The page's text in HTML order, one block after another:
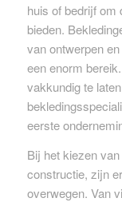
huis of bedrijf om
bieden.
van ontwerpen
een enorm
vakkundig te
eerste
Bij het kiezen
constructie, zijn
overwegen. Van